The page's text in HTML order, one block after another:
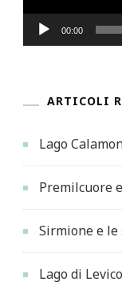
00:00
ARTICOLI
Lago
Premilcuore
Sirmione e
Lago di